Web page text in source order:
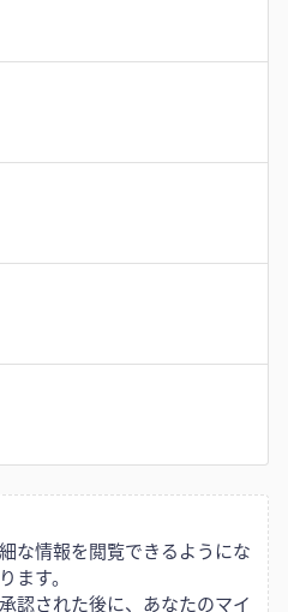
な情報を閲覧できるようにな
ります。
認された後に、あなたのマイ